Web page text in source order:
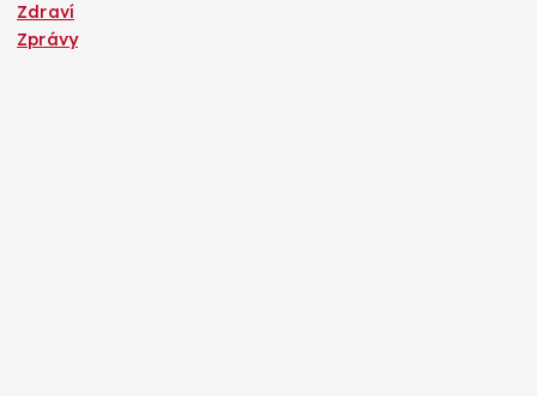
Zdraví
Zprávy